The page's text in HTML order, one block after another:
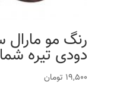
رنگ مو
دودی تیره
19,500 تومان